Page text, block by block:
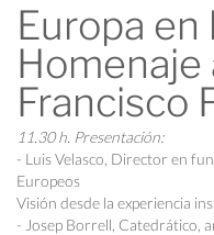
Europa en
Francisco
11.30 h. Presentación:
- Luis Velasco, Director en
Europeos
Visión desde la experiencia
- Josep Borrell, Catedrático,